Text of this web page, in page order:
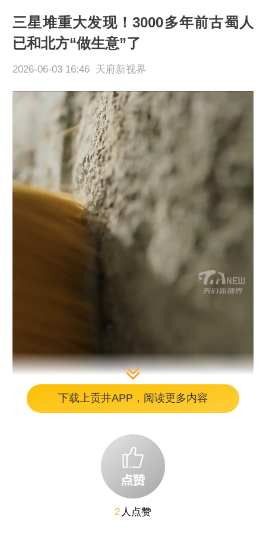
三星堆重大发现！3000多年前古蜀人
已和北方“做生意”了
2026-06-03 16:46 天府新视界
下载上贡井APP，阅读更多内容
2 人点赞